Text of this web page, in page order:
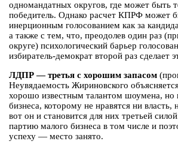
одномандатных округов, где может быть
победитель. Однако расчет КПРФ может
инерционным голосованием как за
а также с тем, что, преодолев один раз
округе) психологический барьер
избиратель-демократ второй раз сделает
ЛДПР — третья с хорошим запасом
Неувядаемость Жириновского
хорошо известным талантом шоумена, но
бизнеса, которому не нравятся ни
вот он и становится для них третьей
партию малого бизнеса в том числе и
успеху — место занято.